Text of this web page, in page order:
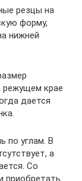
резцы на
форму,
нижней
режущем крае
дается
по углам. В
а
Со
приобретать